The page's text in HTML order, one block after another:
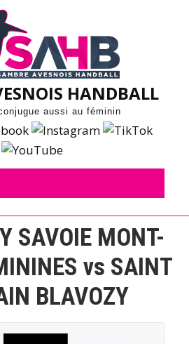
HANDBALL
aussi au féminin
SAVOIE MONT-
vs SAINT
BLAVOZY